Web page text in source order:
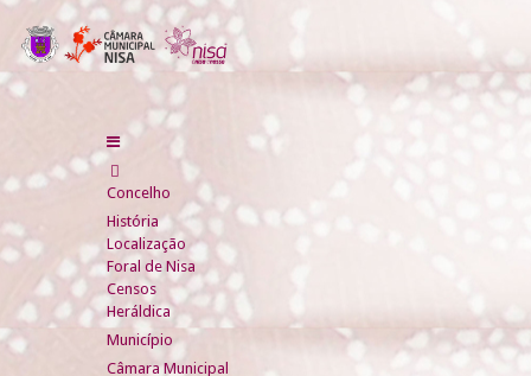
Concelho
História
Localização
Foral de Nisa
Censos
Heráldica
Município
Câmara Municipal